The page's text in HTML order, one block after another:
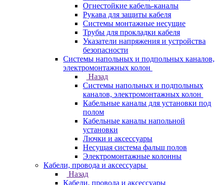
Огнестойкие кабель-каналы
Рукава для защиты кабеля
Системы монтажные несущие
Трубы для прокладки кабеля
Указатели напряжения и устройства
безопасности
Системы напольных и подпольных каналов,
электромонтажных колон
Назад
Системы напольных и подпольных
каналов, электромонтажных колон
Кабельные каналы для установки под
полом
Кабельные каналы напольной
установки
Лючки и аксессуары
Несущая система фальш полов
Электромонтажные колонны
Кабели, провода и аксессуары
Назад
Кабели, провода и аксессуары